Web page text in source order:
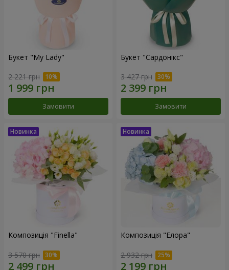
Букет "My Lady"
2 221 грн
Замовити
Букет "Сардонікс"
3 427 грн
Замовити
Композиція "Finella"
3 570 грн
Композиція "Елора"
2 932 грн